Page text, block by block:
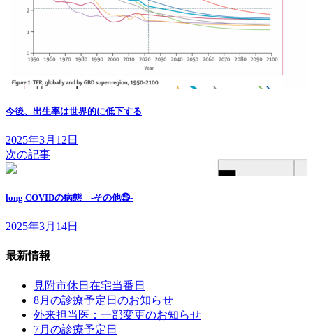
今後、出生率は世界的に低下する
2025年3月12日
次の記事
long COVIDの病態 -その他㉖-
2025年3月14日
最新情報
見附市休日在宅当番日
8月の診療予定日のお知らせ
外来担当医：一部変更のお知らせ
7月の診療予定日